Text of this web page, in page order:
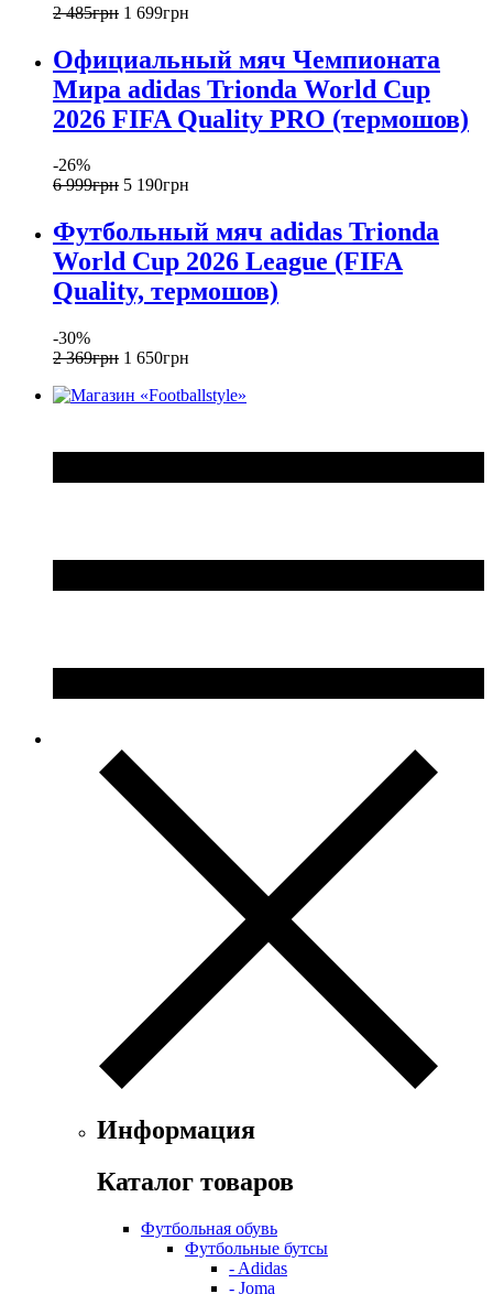
2 485грн 1 699грн
Официальный мяч Чемпионата
Мира adidas Trionda World Cup
2026 FIFA Quality PRO (термошов)
-26%
6 999грн 5 190грн
Футбольный мяч adidas Trionda
World Cup 2026 League (FIFA
Quality, термошов)
-30%
2 369грн 1 650грн
Информация
Каталог товаров
Футбольная обувь
Футбольные бутсы
- Adidas
- Joma